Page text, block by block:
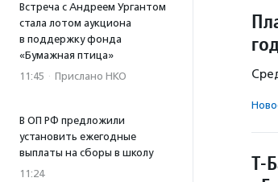
Встреча с Андреем Ургантом
стала лотом аукциона
в поддержку фонда
«Бумажная птица»
11:45 · Прислано НКО
В ОП РФ предложили
установить ежегодные
выплаты на сборы в школу
11:24
Т-